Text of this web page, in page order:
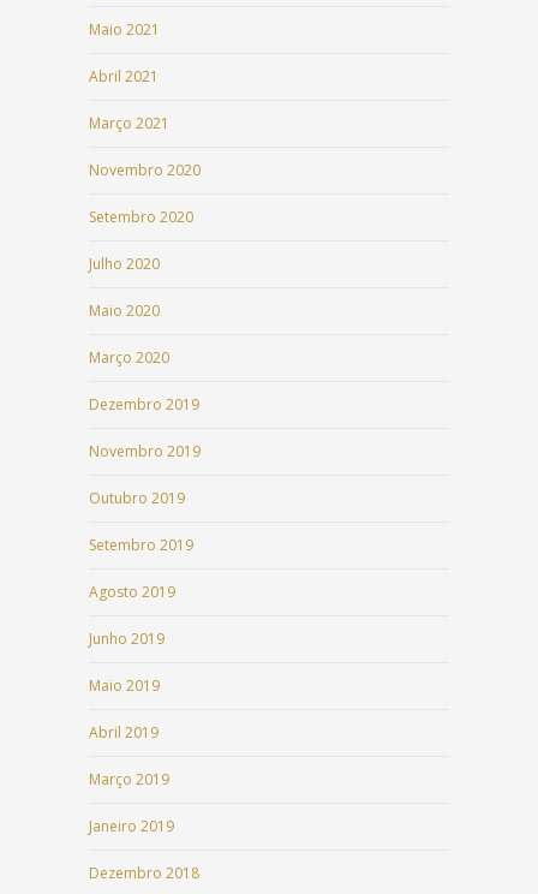
Maio 2021
Abril 2021
Março 2021
Novembro 2020
Setembro 2020
Julho 2020
Maio 2020
Março 2020
Dezembro 2019
Novembro 2019
Outubro 2019
Setembro 2019
Agosto 2019
Junho 2019
Maio 2019
Abril 2019
Março 2019
Janeiro 2019
Dezembro 2018